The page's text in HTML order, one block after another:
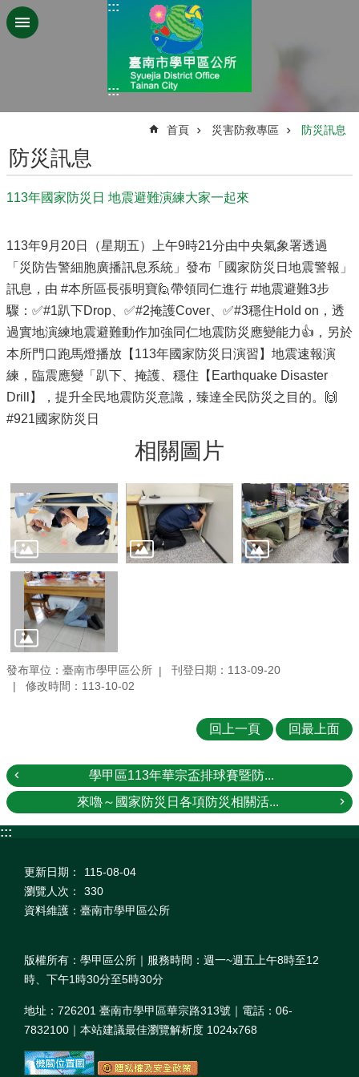
跳到主要內容區塊
:::
:::
首頁 災害防救專區 防災訊息
防災訊息
113年國家防災日 地震避難演練大家一起來
113年9月20日（星期五）上午9時21分由中央氣象署透過
「災防告警細胞廣播訊息系統」發布「國家防災日地震警報」
訊息，由 #本所區長張明寶🙋帶領同仁進行 #地震避難3步
驟：✅#1趴下Drop、✅#2掩護Cover、✅#3穩住Hold on，透
過實地演練地震避難動作加強同仁地震防災應變能力👍，另於
本所門口跑馬燈播放【113年國家防災日演習】地震速報演
練，臨震應變「趴下、掩護、穩住【Earthquake Disaster
Drill】，提升全民地震防災意識，臻達全民防災之目的。🙌
#921國家防災日
相關圖片
發布單位：臺南市學甲區公所
刊登日期：113-09-20
修改時間：113-10-02
回上一頁 回最上面
學甲區113年華宗盃排球賽暨防...
來嚕～國家防災日各項防災相關活...
:::
更新日期：
115-08-04
瀏覽人次：
330
資料維護：臺南市學甲區公所
版權所有：學甲區公所｜服務時間：週一~週五上午8時至12
時、下午1時30分至5時30分
地址：726201 臺南市學甲區華宗路313號｜電話：06-
7832100｜本站建議最佳瀏覽解析度 1024x768